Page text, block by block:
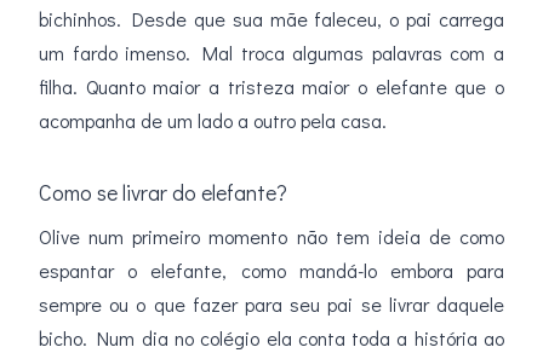
bichinhos. Desde que sua mãe faleceu, o pai carrega
um fardo imenso. Mal troca algumas palavras com a
filha. Quanto maior a tristeza maior o elefante que o
acompanha de um lado a outro pela casa.
Como se livrar do elefante?
Olive num primeiro momento não tem ideia de como
espantar o elefante, como mandá-lo embora para
sempre ou o que fazer para seu pai se livrar daquele
bicho. Num dia no colégio ela conta toda a história ao